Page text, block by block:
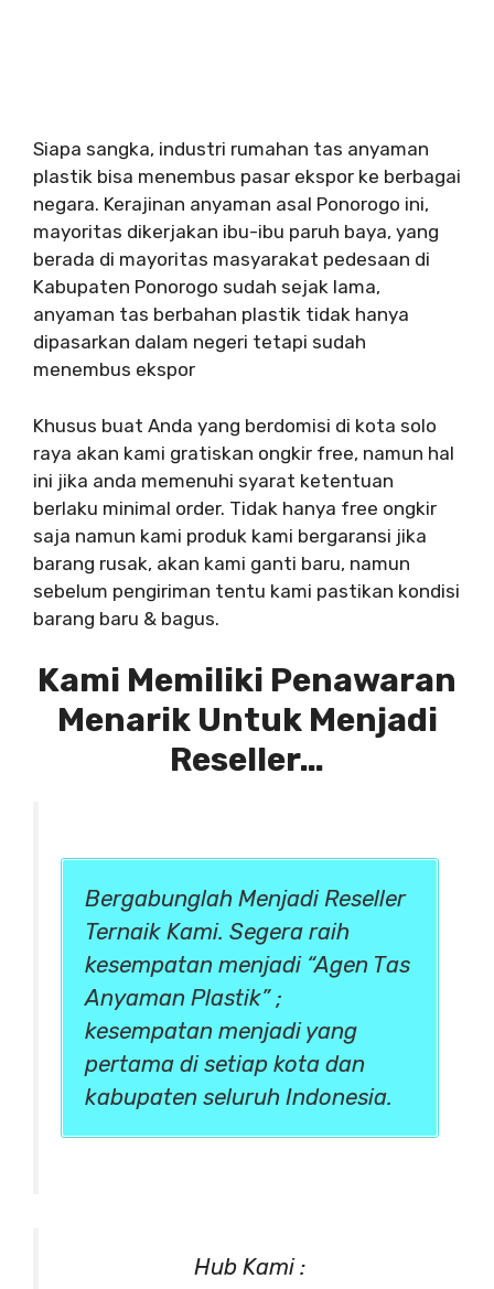
Siapa sangka, industri rumahan tas anyaman
plastik bisa menembus pasar ekspor ke berbagai
negara. Kerajinan anyaman asal Ponorogo ini,
mayoritas dikerjakan ibu-ibu paruh baya, yang
berada di mayoritas masyarakat pedesaan di
Kabupaten Ponorogo sudah sejak lama,
anyaman tas berbahan plastik tidak hanya
dipasarkan dalam negeri tetapi sudah
menembus ekspor
Khusus buat Anda yang berdomisi di kota solo
raya akan kami gratiskan ongkir free, namun hal
ini jika anda memenuhi syarat ketentuan
berlaku minimal order. Tidak hanya free ongkir
saja namun kami produk kami bergaransi jika
barang rusak, akan kami ganti baru, namun
sebelum pengiriman tentu kami pastikan kondisi
barang baru & bagus.
Kami Memiliki Penawaran
Menarik Untuk Menjadi
Reseller…
Bergabunglah Menjadi Reseller
Ternaik Kami. Segera raih
kesempatan menjadi “Agen Tas
Anyaman Plastik” ;
kesempatan menjadi yang
pertama di setiap kota dan
kabupaten seluruh Indonesia.
Hub Kami :